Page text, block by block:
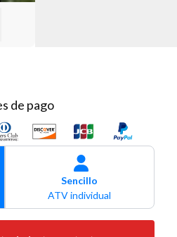
de pago
Sencillo
ATV individual